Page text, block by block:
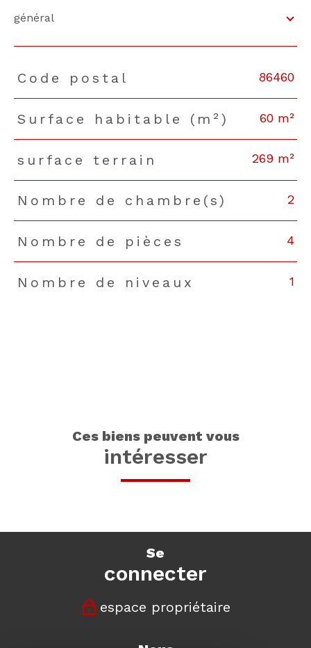
général
TRAD_PAMPERO_Caracteristique Valeurs
Code postal 86460
Surface habitable (m²) 60 m²
surface terrain 269 m²
Nombre de chambre(s) 2
Nombre de pièces 4
Nombre de niveaux 1
ces biens peuvent vous
intéresser
se
connecter
espace propriétaire